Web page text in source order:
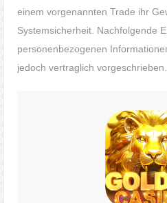
einem vorgenannten Trade ihr
Systemsicherheit. Nachfolgende
personenbezogenen
jedoch vertraglich vorgeschrieben.